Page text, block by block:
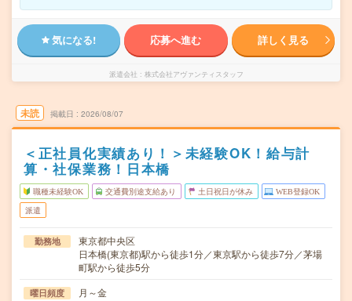
気になる! 応募へ進む 詳しく見る
派遣会社 株式会社アヴァンティスタッフ
未読 掲載日 2026/08/07
＜正社員化実績あり！＞未経験OK！給与計
算・社保業務！日本橋
職種未経験OK 交通費別途支給あり 土日祝日が休み WEB登録OK
派遣
勤務地
東京都中央区
日本橋(東京都)駅から徒歩1分／東京駅から徒歩7分／茅場
町駅から徒歩5分
曜日頻度 月～金